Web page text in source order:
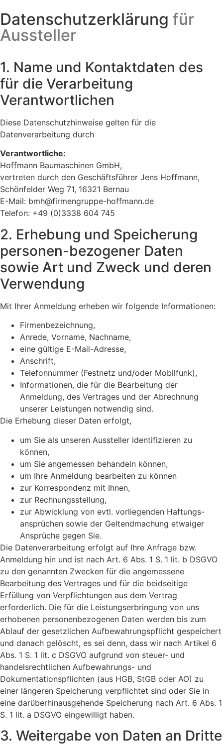
Datenschutzerklärung für
Aussteller
1. Name und Kontaktdaten des
für die Verarbeitung
Verantwortlichen
Diese Datenschutzhinweise gelten für die
Datenverarbeitung durch
Verantwortliche:
Hoffmann Baumaschinen GmbH,
vertreten durch den Geschäftsführer Jens Hoffmann,
Schönfelder Weg 71, 16321 Bernau
E-Mail: bmh@firmengruppe-hoffmann.de
Telefon: +49 (0)3338 604 745
2. Erhebung und Speicherung
personen-bezogener Daten
sowie Art und Zweck und deren
Verwendung
Mit Ihrer Anmeldung erheben wir folgende Informationen:
Firmenbezeichnung,
Anrede, Vorname, Nachname,
eine gültige E-Mail-Adresse,
Anschrift,
Telefonnummer (Festnetz und/oder Mobilfunk),
Informationen, die für die Bearbeitung der
Anmeldung, des Vertrages und der Abrechnung
unserer Leistungen notwendig sind.
Die Erhebung dieser Daten erfolgt,
um Sie als unseren Aussteller identifizieren zu
können,
um Sie angemessen behandeln können,
um Ihre Anmeldung bearbeiten zu können
zur Korrespondenz mit Ihnen,
zur Rechnungsstellung,
zur Abwicklung von evtl. vorliegenden Haftungs-
ansprüchen sowie der Geltendmachung etwaiger
Ansprüche gegen Sie.
Die Datenverarbeitung erfolgt auf Ihre Anfrage bzw.
Anmeldung hin und ist nach Art. 6 Abs. 1 S. 1 lit. b DSGVO
zu den genannten Zwecken für die angemessene
Bearbeitung des Vertrages und für die beidseitige
Erfüllung von Verpflichtungen aus dem Vertrag
erforderlich. Die für die Leistungserbringung von uns
erhobenen personenbezogenen Daten werden bis zum
Ablauf der gesetzlichen Aufbewahrungspflicht gespeichert
und danach gelöscht, es sei denn, dass wir nach Artikel 6
Abs. 1 S. 1 lit. c DSGVO aufgrund von steuer- und
handelsrechtlichen Aufbewahrungs- und
Dokumentationspflichten (aus HGB, StGB oder AO) zu
einer längeren Speicherung verpflichtet sind oder Sie in
eine darüberhinausgehende Speicherung nach Art. 6 Abs. 1
S. 1 lit. a DSGVO eingewilligt haben.
3. Weitergabe von Daten an Dritte